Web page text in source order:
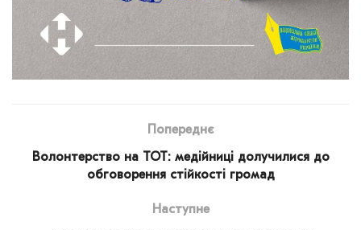
Попереднє
Волонтерство на ТОТ: медійниці долучилися до
обговорення стійкості громад
Наступне